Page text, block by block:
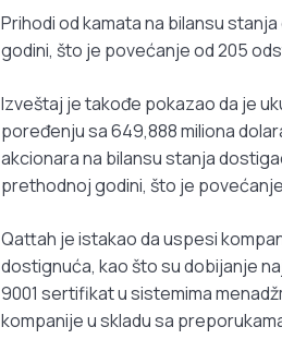
Prihodi od kamata na bilansu
godini, što je povećanje od 205
Izveštaj je takođe pokazao da je
poređenju sa 649,888 miliona
akcionara na bilansu stanja
prethodnoj godini, što je povećanje
Qattah je istakao da uspesi
dostignuća, kao što su dobijanje
9001 sertifikat u sistemima
kompanije u skladu sa